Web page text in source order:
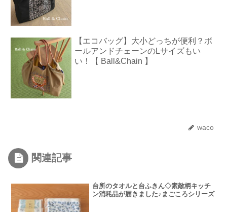
【エコバッグ】大小どっちが便利？ボ
ールアンドチェーンのLサイズもい
い！【 Ball&Chain 】
waco
関連記事
台所のタオルと台ふきん◇素敵柄キッチ
ン消耗品が届きました♪まごころシリーズ